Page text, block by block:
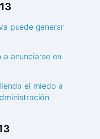
puede generar
a anunciarse en
el miedo a